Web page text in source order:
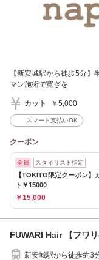
【新安城駅から徒歩5分
マン施術で寛ぎを
カット ￥5,000
スマート支払いOK
クーポン
全員 スタイリスト指定
【TOKITO限定クーポン】
ト￥15000
￥15,000
FUWARI Hair 【フワリ
新安城駅から徒歩約3